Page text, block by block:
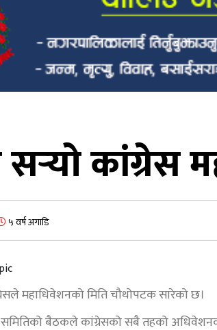
कांग्रेस
५ वर्ष अगाडि
महाधिवेशनको मिति चौथोपटक सारेको छ।
बैठकले कांग्रेसको सबै तहको